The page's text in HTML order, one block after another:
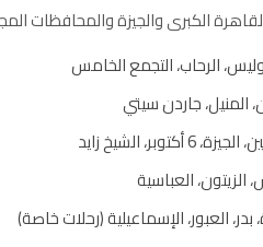
الكبرى والجيزة والمحافظات
الرحاب، التجمع الخامس
المنيل، جاردن سيتي
الشيخ زايد
العباسية
بدر، العبور، الإسماعيلية (رحلات خاصة)